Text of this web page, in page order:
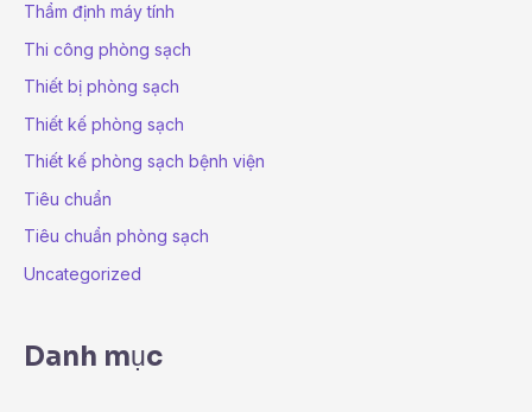
Thẩm định máy tính
Thi công phòng sạch
Thiết bị phòng sạch
Thiết kế phòng sạch
Thiết kế phòng sạch bệnh viện
Tiêu chuẩn
Tiêu chuẩn phòng sạch
Uncategorized
Danh mục